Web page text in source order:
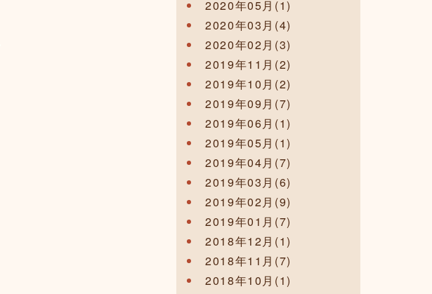
2020年05月(1)
2020年03月(4)
2020年02月(3)
2019年11月(2)
2019年10月(2)
2019年09月(7)
2019年06月(1)
2019年05月(1)
2019年04月(7)
2019年03月(6)
2019年02月(9)
2019年01月(7)
2018年12月(1)
2018年11月(7)
2018年10月(1)